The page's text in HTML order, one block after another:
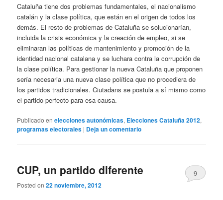
Cataluña tiene dos problemas fundamentales, el nacionalismo
catalán y la clase política, que están en el origen de todos los
demás. El resto de problemas de Cataluña se solucionarían,
incluida la crisis económica y la creación de empleo, si se
eliminaran las políticas de mantenimiento y promoción de la
identidad nacional catalana y se luchara contra la corrupción de
la clase política. Para gestionar la nueva Cataluña que proponen
sería necesaria una nueva clase política que no procediera de
los partidos tradicionales. Ciutadans se postula a sí mismo como
el partido perfecto para esa causa.
Publicado en elecciones autonómicas, Elecciones Cataluña 2012,
programas electorales | Deja un comentario
CUP, un partido diferente
Posted on22 noviembre, 2012
9